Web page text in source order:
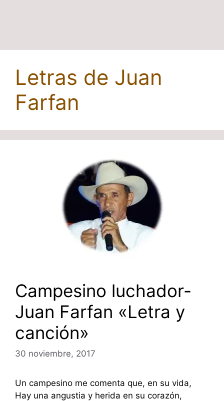
Letras de Juan
Farfan
Campesino luchador-
Juan Farfan «Letra y
canción»
30 noviembre, 2017
Un campesino me comenta que, en su vida,
Hay una angustia y herida en su corazón,